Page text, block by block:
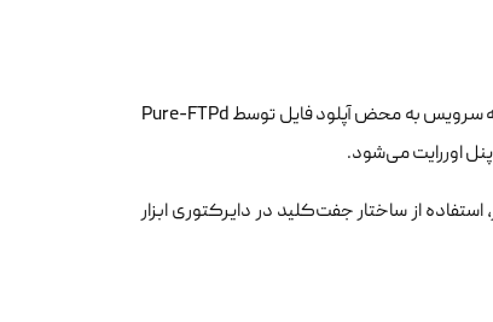
یکی از راه‌های اصلی ورود شل‌ها به هاست کاربران، آپلود فایل از طریق FTP است. برای اینکه سرویس به محض آپلود فایل توسط Pure-FTPd
اوررایت می‌شود.
از ساختار جفت‌کلید در دایرکتوری ابزار